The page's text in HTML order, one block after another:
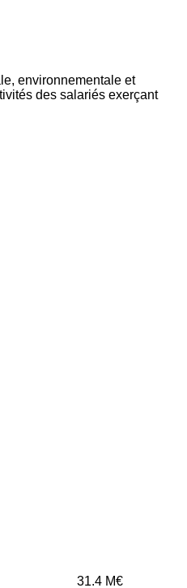
environnementale et
des salariés exerçant
31.4 M€